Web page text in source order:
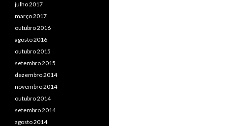
julho 2017
março 2017
outubro 2016
agosto 2016
outubro 2015
setembro 2015
dezembro 2014
novembro 2014
outubro 2014
setembro 2014
agosto 2014